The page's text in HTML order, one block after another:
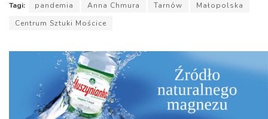
Tagi: pandemia Anna Chmura Tarnów
Małopolska
Centrum Sztuki Mościce